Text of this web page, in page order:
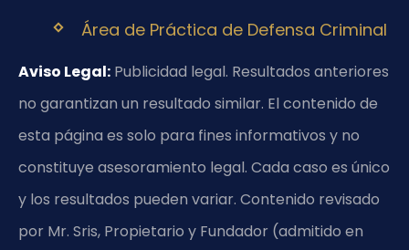
Área de Práctica de Defensa Criminal
Aviso Legal: Publicidad legal. Resultados anteriores
no garantizan un resultado similar. El contenido de
esta página es solo para fines informativos y no
constituye asesoramiento legal. Cada caso es único
y los resultados pueden variar. Contenido revisado
por Mr. Sris, Propietario y Fundador (admitido en